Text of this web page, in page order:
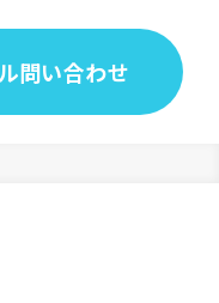
問い合わせ